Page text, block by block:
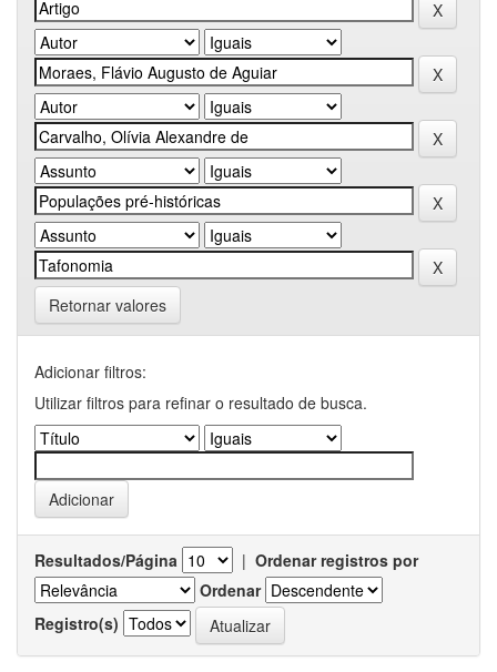
Retornar valores
Adicionar filtros:
Utilizar filtros para refinar o resultado de busca.
Resultados/Página | Ordenar registros por
Ordenar
Registro(s)